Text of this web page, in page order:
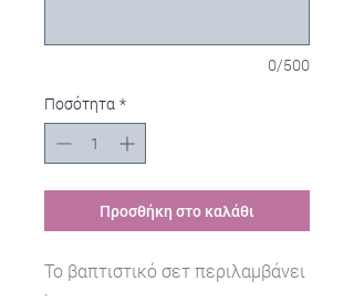
0/500
Ποσότητα *
Προσθήκη στο καλάθι
Το βαπτιστικό σετ περιλαμβάνει
: